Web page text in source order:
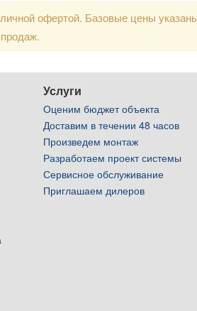
офертой. Базовые цены
Услуги
Оценим бюджет объекта
Доставим в течении 48 часов
Произведем монтаж
Разработаем проект системы
Сервисное обслуживание
Приглашаем дилеров